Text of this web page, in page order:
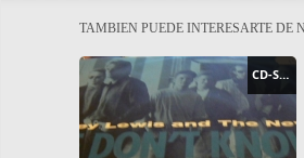
TAMBIEN PUEDE INTERESARTE DE
CD-SINGLE